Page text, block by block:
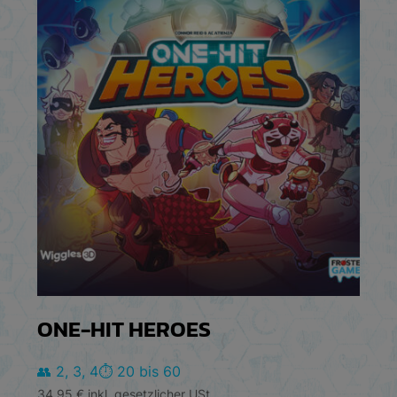
ONE-HIT HEROES
👥 2, 3, 4⏱️ 20 bis 60